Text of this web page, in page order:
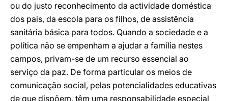
ou do justo reconhecimento da actividade doméstica
dos pais, da escola para os filhos, de assistência
sanitária básica para todos. Quando a sociedade e a
política não se empenham a ajudar a família nestes
campos, privam-se de um recurso essencial ao
serviço da paz. De forma particular os meios de
comunicação social, pelas potencialidades educativas
de que dispõem, têm uma responsabilidade especial